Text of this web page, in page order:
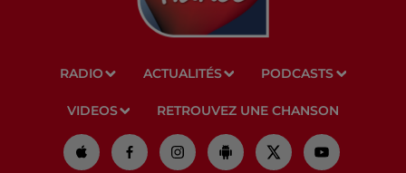
RADIO ACTUALITÉS PODCASTS
VIDEOS RETROUVEZ UNE CHANSON